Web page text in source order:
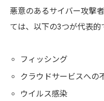
悪意のあるサイバー攻撃
ては、以下の3つが代表的
フィッシング
クラウドサービスへの
ウイルス感染